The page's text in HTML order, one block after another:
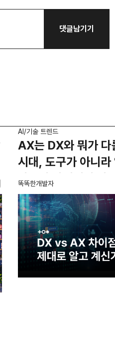
댓글남기기
AI/기술 트렌드
AX는 DX와 뭐가 다
시대, 도구가 아니라
방식이 바뀌어야 하
똑똑한개발자